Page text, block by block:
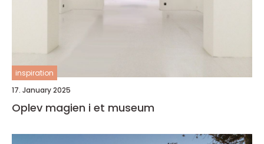
inspiration
17. January 2025
Oplev magien i et museum